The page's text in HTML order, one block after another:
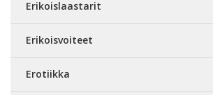
Erikoislaastarit
Erikoisvoiteet
Erotiikka